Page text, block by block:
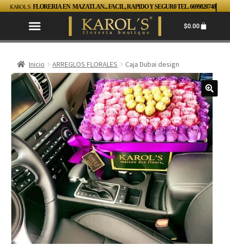
KAROL´S FLORERIA EN MAZATLAN... FACIL, RAPIDO Y SEGUR0 TEL. 6699820748
$0.00
Inicio ARREGLOS FLORALES Caja Dubai design